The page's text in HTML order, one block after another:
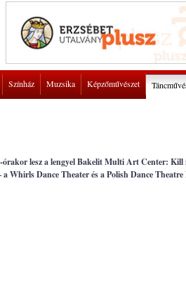
Színház Muzsika Képzőművészet
lesz a lengyel Bakelit Multi Art Center: Kill
Whirls Dance Theater és a Polish Dance